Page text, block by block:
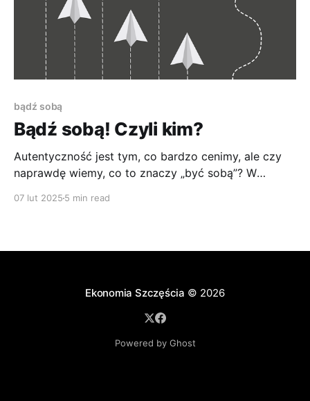
bądź sobą
Bądź sobą! Czyli kim?
Autentyczność jest tym, co bardzo cenimy, ale czy
naprawdę wiemy, co to znaczy „być sobą”? W
07 lut 2025 5 min read
Ekonomia Szczęścia © 2026
Powered by Ghost